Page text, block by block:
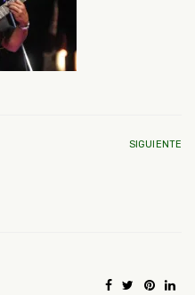
SIGUIENTE